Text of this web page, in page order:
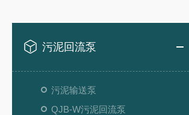
污泥回流泵
污泥输送泵
QJB-W污泥回流泵